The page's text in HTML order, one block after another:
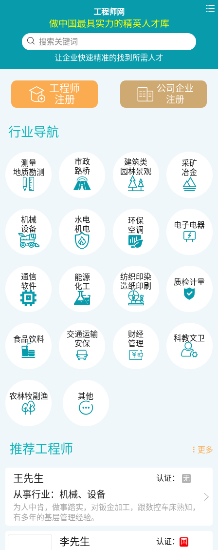
工程师网 
做中国最具实力的精英人才库
搜索关键词
让企业快速精准的找到所需人才
下拉刷新
工程师
注册
公司企业
注册
行业导航
测量
地质勘测
市政
路桥
建筑类
园林景观
采矿
冶金
机械
设备
水电
机电
环保
空调
电子电器
通信
软件
能源
化工
纺织印染
造纸印刷
质检计量
食品饮料
交通运输
安保
财经
管理
科教文卫
农林牧副渔 其他
推荐工程师 更多
王先生 认证：
从事行业：机械、设备
为人中肯，做事踏实，对钣金加工，跟数控车床熟知，
有多年的基层管理经验。
李先生 认证：